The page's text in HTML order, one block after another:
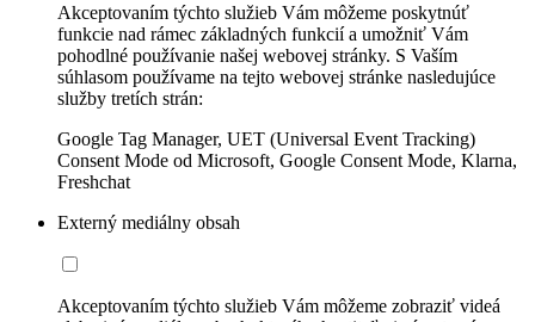
Akceptovaním týchto služieb Vám môžeme poskytnúť
funkcie nad rámec základných funkcií a umožniť Vám
pohodlné používanie našej webovej stránky. S Vaším
súhlasom používame na tejto webovej stránke nasledujúce
služby tretích strán:
Google Tag Manager, UET (Universal Event Tracking)
Consent Mode od Microsoft, Google Consent Mode, Klarna,
Freshchat
Externý mediálny obsah
Akceptovaním týchto služieb Vám môžeme zobraziť videá